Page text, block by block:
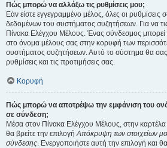
Πώς μπορώ να αλλάξω τις ρυθμίσεις μου;
Εάν είστε εγγεγραμμένο μέλος, όλες οι
δεδομένων του συστήματος συζητήσεων. Για να
Πίνακα Ελέγχου Μέλους. Ένας σύνδεσμος
στο όνομα μέλους σας στην κορυφή των
συστήματος συζητήσεων. Αυτό το σύστημα θα σας
ρυθμίσεις και τις προτιμήσεις σας.
Κορυφή
Πώς μπορώ να αποτρέψω την εμφάνιση του
σε σύνδεση;
Μέσα στον Πίνακα Ελέγχου Μέλους, στην καρτέλα
θα βρείτε την επιλογήΑπόκρυψη των στοιχείων
σύνδεσης. Ενεργοποιήστε αυτή την επιλογή και